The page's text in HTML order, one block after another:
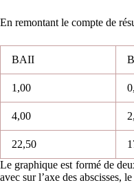
En remontant le compte de
BAII
1,00
4,00
22,50
Le graphique est formé de
avec sur l’axe des abscisses,